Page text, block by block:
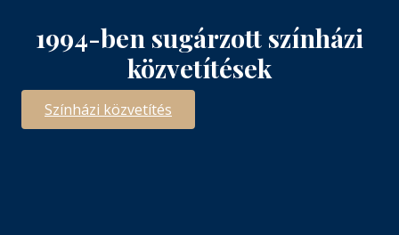
1994-ben sugárzott színházi
közvetítések
Színházi közvetítés